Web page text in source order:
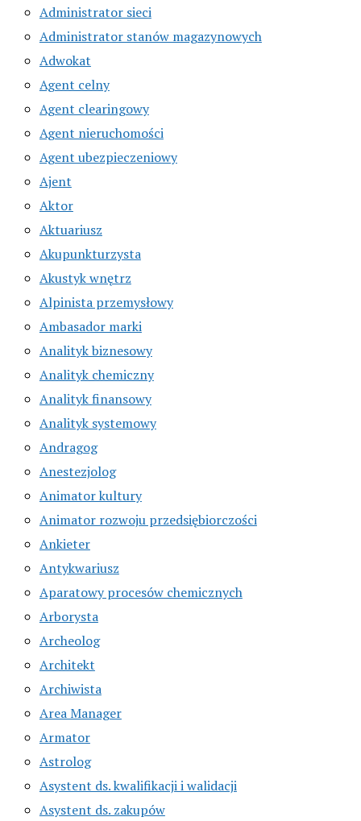
Administrator sieci
Administrator stanów magazynowych
Adwokat
Agent celny
Agent clearingowy
Agent nieruchomości
Agent ubezpieczeniowy
Ajent
Aktor
Aktuariusz
Akupunkturzysta
Akustyk wnętrz
Alpinista przemysłowy
Ambasador marki
Analityk biznesowy
Analityk chemiczny
Analityk finansowy
Analityk systemowy
Andragog
Anestezjolog
Animator kultury
Animator rozwoju przedsiębiorczości
Ankieter
Antykwariusz
Aparatowy procesów chemicznych
Arborysta
Archeolog
Architekt
Archiwista
Area Manager
Armator
Astrolog
Asystent ds. kwalifikacji i walidacji
Asystent ds. zakupów